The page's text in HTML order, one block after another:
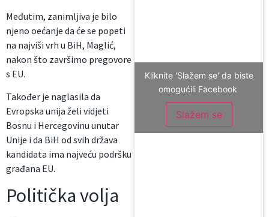
Međutim, zanimljiva je bilo
njeno oećanje da će se popeti
na najviši vrh u BiH, Maglić,
nakon što završimo pregovore
s EU.
Također je naglasila da
Evropska unija želi vidjeti
Bosnu i Hercegovinu unutar
Unije i da BiH od svih država
kandidata ima najveću podršku
građana EU.
Politička volja
Kliknite 'Slažem se' da biste
omogućili Facebook
Slažem se